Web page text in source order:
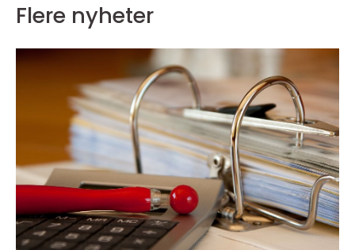
Flere nyheter